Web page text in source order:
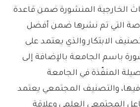
الخارجية المنشورة ضمن قاعدة
التي تم نشرها ضمن أفضل
الابتكار والذي يعتمد على
باسم الجامعة بالإضافة إلى
المنفّذة في الجامعة
فيها، والتصنيف المجتمعي يعتمد
المجتمعي العلمي وعلاقة